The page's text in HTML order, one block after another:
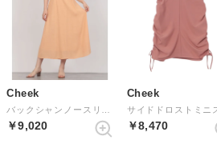
Cheek
￥9,020
Cheek
￥8,470